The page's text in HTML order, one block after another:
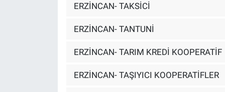
ERZİNCAN- TAKSİCİ
ERZİNCAN- TANTUNİ
ERZİNCAN- TARIM KREDİ KOOPERATİF
ERZİNCAN- TAŞIYICI KOOPERATİFLER